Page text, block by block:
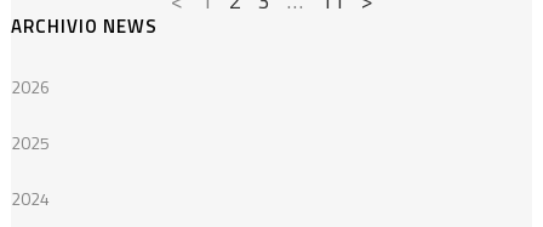
ARCHIVIO NEWS
2026
2025
2024